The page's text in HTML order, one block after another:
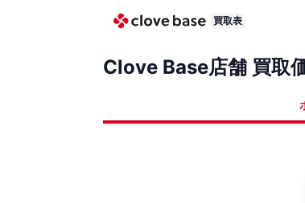
買取表
Clove Base店舗 買取